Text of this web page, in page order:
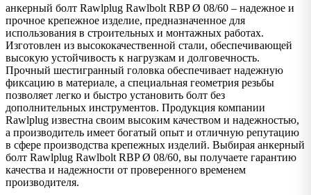
анкерный болт Rawlplug Rawlbolt RBP Ø 08/60 – надежное и
прочное крепежное изделие, предназначенное для
использования в строительных и монтажных работах.
Изготовлен из высококачественной стали, обеспечивающей
высокую устойчивость к нагрузкам и долговечность.
Прочный шестигранный головка обеспечивает надежную
фиксацию в материале, а специальная геометрия резьбы
позволяет легко и быстро установить болт без
дополнительных инструментов. Продукция компании
Rawlplug известна своим высоким качеством и надежностью,
а производитель имеет богатый опыт и отличную репутацию
в сфере производства крепежных изделий. Выбирая анкерный
болт Rawlplug Rawlbolt RBP Ø 08/60, вы получаете гарантию
качества и надежности от проверенного временем
производителя.